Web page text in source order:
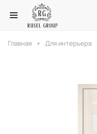
Главная Для интерьера